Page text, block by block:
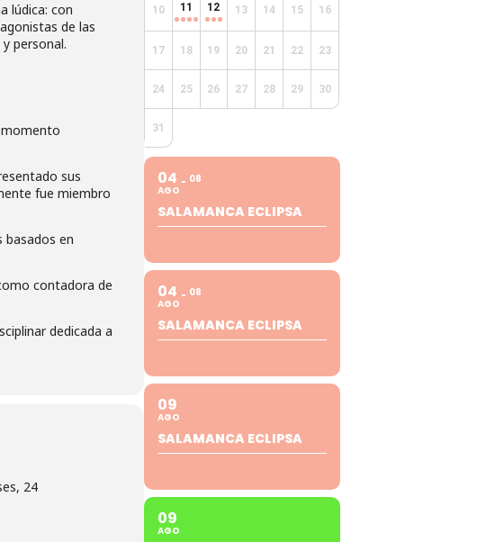
lúdica: con
de las
personal.
momento
sus
fue miembro
basados en
contadora de
dedicada a
24
10 11 12 13 14 15 16
17 18 19 20 21 22 23
24 25 26 27 28 29 30
31
04
AGO
08
SALAMANCA ECLIPSA
04
AGO
08
SALAMANCA ECLIPSA
09
AGO
SALAMANCA ECLIPSA
09
AGO